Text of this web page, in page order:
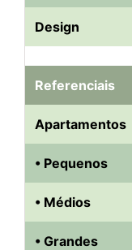
Design
Referenciais
Apartamentos
• Pequenos
• Médios
• Grandes